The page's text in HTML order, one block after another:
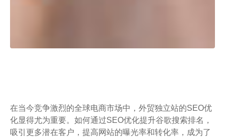
在当今竞争激烈的全球电商市场中，外贸独立站的SEO优
化显得尤为重要。如何通过SEO优化提升谷歌搜索排名，
吸引更多潜在客户，提高网站的曝光率和转化率，成为了